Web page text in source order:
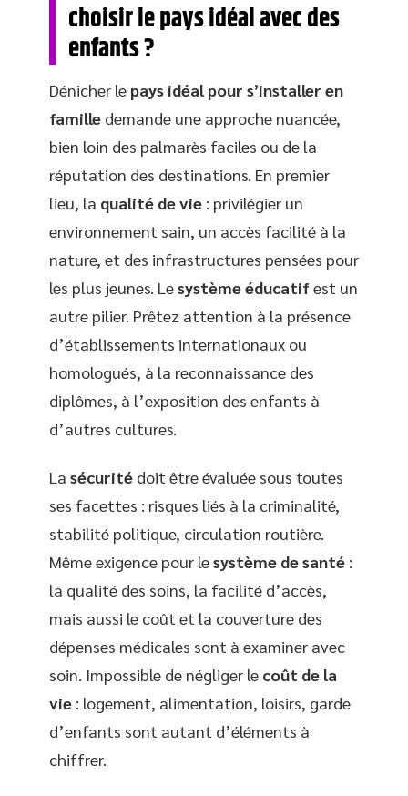
choisir le pays idéal avec des
enfants ?
Dénicher le pays idéal pour s’installer en
famille demande une approche nuancée,
bien loin des palmarès faciles ou de la
réputation des destinations. En premier
lieu, la qualité de vie : privilégier un
environnement sain, un accès facilité à la
nature, et des infrastructures pensées pour
les plus jeunes. Lesystème éducatifest un
autre pilier. Prêtez attention à la présence
d’établissements internationaux ou
homologués, à la reconnaissance des
diplômes, à l’exposition des enfants à
d’autres cultures.
La sécurité doit être évaluée sous toutes
ses facettes : risques liés à la criminalité,
stabilité politique, circulation routière.
Même exigence pour lesystème de santé :
la qualité des soins, la facilité d’accès,
mais aussi le coût et la couverture des
dépenses médicales sont à examiner avec
soin. Impossible de négliger le coût de la
vie : logement, alimentation, loisirs, garde
d’enfants sont autant d’éléments à
chiffrer.